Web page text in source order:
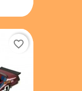
favorite_border